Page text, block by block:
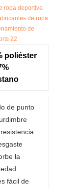
poliéster
de punto
la
fácil de